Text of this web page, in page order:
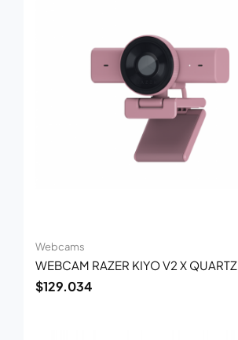
Webcams
WEBCAM RAZER KIYO V2 X QUARTZ
$129.034